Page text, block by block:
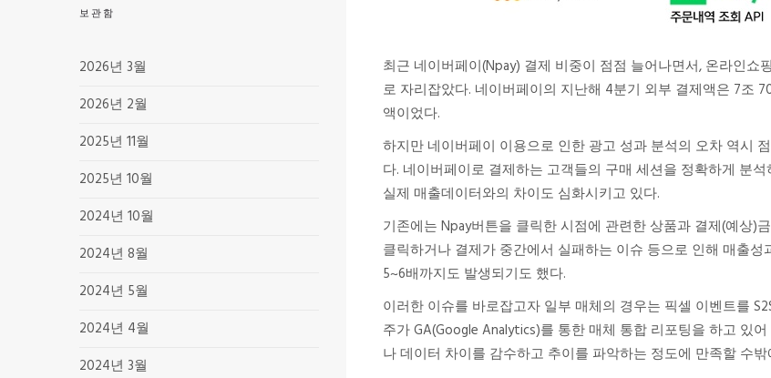
보관함
2026년 3월
2026년 2월
2025년 11월
2025년 10월
2024년 10월
2024년 8월
2024년 5월
2024년 4월
2024년 3월
최근 네이버페이(Npay) 결제 비중이 점점 늘어나면서, 온라인
로 자리잡았다. 네이버페이의 지난해 4분기 외부 결제액은 7조
액이었다.
하지만 네이버페이 이용으로 인한 광고 성과 분석의 오차 역시
다. 네이버페이로 결제하는 고객들의 구매 세션을 정확하게 분
실제 매출데이터와의 차이도 심화시키고 있다.
기존에는 Npay버튼을 클릭한 시점에 관련한 상품과 결제(예상)
클릭하거나 결제가 중간에서 실패하는 이슈 등으로 인해 매출
5~6배까지도 발생되기도 했다.
이러한 이슈를 바로잡고자 일부 매체의 경우는 픽셀 이벤트를
주가 GA(Google Analytics)를 통한 매체 통합 리포팅을 하고 있
나 데이터 차이를 감수하고 추이를 파악하는 정도에 만족할 수밖